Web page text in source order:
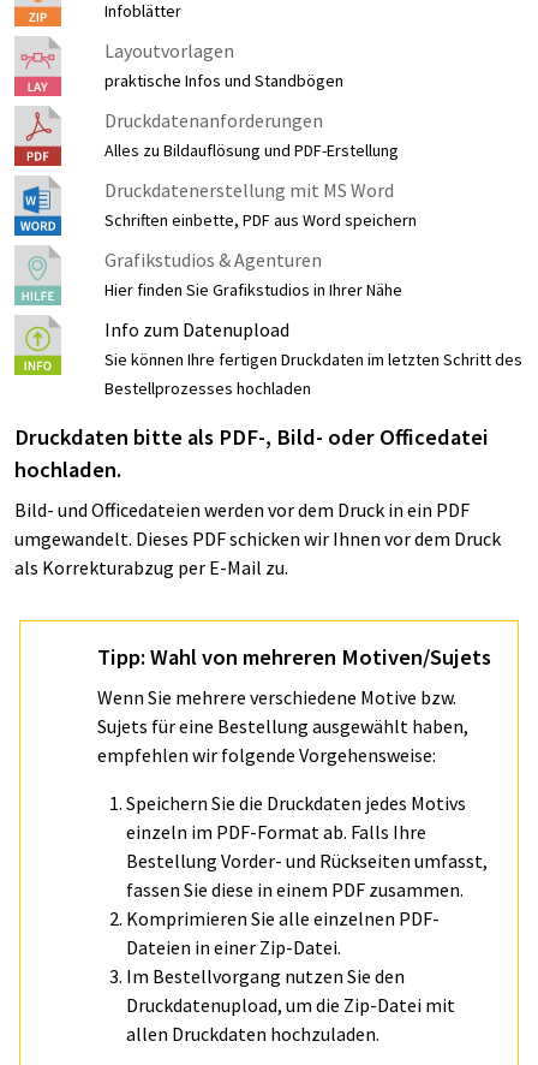
Infoblätter
Layoutvorlagen
praktische Infos und Standbögen
Druckdatenanforderungen
Alles zu Bildauflösung und PDF-Erstellung
Druckdatenerstellung mit MS Word
Schriften einbette, PDF aus Word speichern
Grafikstudios & Agenturen
Hier finden Sie Grafikstudios in Ihrer Nähe
Info zum Datenupload
Sie können Ihre fertigen Druckdaten im letzten Schritt des
Bestellprozesses hochladen
Druckdaten bitte als PDF-, Bild- oder Officedatei
hochladen.
Bild- und Officedateien werden vor dem Druck in ein PDF
umgewandelt. Dieses PDF schicken wir Ihnen vor dem Druck
als Korrekturabzug per E-Mail zu.
Tipp: Wahl von mehreren Motiven/Sujets
Wenn Sie mehrere verschiedene Motive bzw.
Sujets für eine Bestellung ausgewählt haben,
empfehlen wir folgende Vorgehensweise:
Speichern Sie die Druckdaten jedes Motivs
einzeln im PDF-Format ab. Falls Ihre
Bestellung Vorder- und Rückseiten umfasst,
fassen Sie diese in einem PDF zusammen.
Komprimieren Sie alle einzelnen PDF-
Dateien in einer Zip-Datei.
Im Bestellvorgang nutzen Sie den
Druckdatenupload, um die Zip-Datei mit
allen Druckdaten hochzuladen.